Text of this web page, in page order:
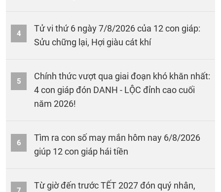
4
Tử vi thứ 6 ngày 7/8/2026 của 12 con giáp:
Sửu chững lại, Hợi giàu cát khí
5
Chính thức vượt qua giai đoạn khó khăn nhất:
4 con giáp đón DANH - LỘC đỉnh cao cuối
năm 2026!
6
Tìm ra con số may mắn hôm nay 6/8/2026
giúp 12 con giáp hái tiền
Từ giờ đến trước TẾT 2027 đón quý nhân,